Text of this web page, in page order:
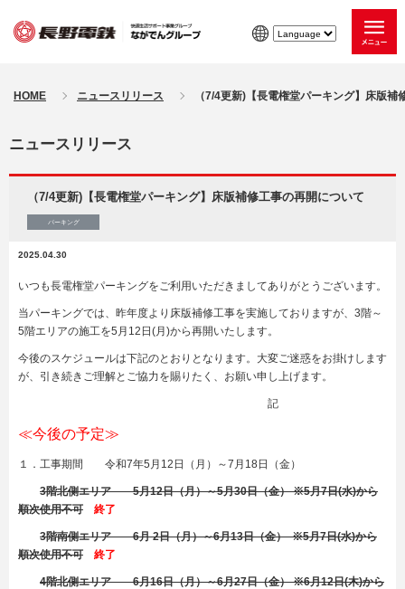
HOME ニュースリリース （7/4更新)【長電権堂パーキング】床版補
ニュースリリース
（7/4更新)【長電権堂パーキング】床版補修工事の再開について
パーキング
2025.04.30
いつも長電権堂パーキングをご利用いただきましてありがとうございます。
当パーキングでは、昨年度より床版補修工事を実施しておりますが、3階～
5階エリアの施工を5月12日(月)から再開いたします。
今後のスケジュールは下記のとおりとなります。大変ご迷惑をお掛けします
が、引き続きご理解とご協力を賜りたく、お願い申し上げます。
記
≪今後の予定≫
１．工事期間 令和7年5月12日（月）～7月18日（金）
3階北側エリア 5月12日（月）～5月30日（金） ※5月7日(水)から
順次使用不可
終了
3階南側エリア 6月 2日（月）～6月13日（金） ※5月7日(水)から
順次使用不可
終了
4階北側エリア 6月16日（月）～6月27日（金） ※6月12日(木)から